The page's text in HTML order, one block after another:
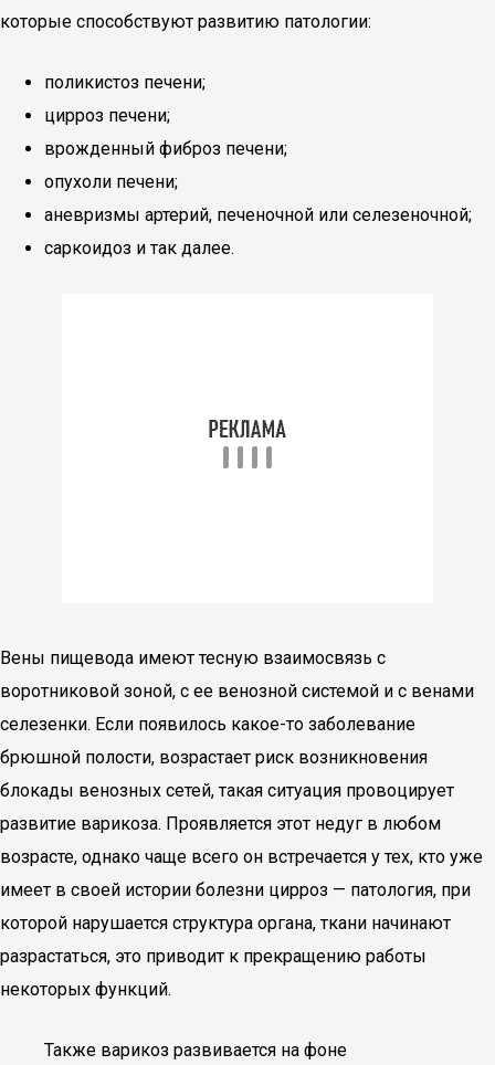
которые способствуют развитию патологии:
поликистоз печени;
цирроз печени;
врожденный фиброз печени;
опухоли печени;
аневризмы артерий, печеночной или селезеночной;
саркоидоз и так далее.
Вены пищевода имеют тесную взаимосвязь с
воротниковой зоной, с ее венозной системой и с венами
селезенки. Если появилось какое-то заболевание
брюшной полости, возрастает риск возникновения
блокады венозных сетей, такая ситуация провоцирует
развитие варикоза. Проявляется этот недуг в любом
возрасте, однако чаще всего он встречается у тех, кто уже
имеет в своей истории болезни цирроз — патология, при
которой нарушается структура органа, ткани начинают
разрастаться, это приводит к прекращению работы
некоторых функций.
Также варикоз развивается на фоне